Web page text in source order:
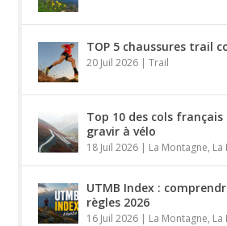
TOP 5 chaussures trail
20 Juil 2026 |Trail
Top 10 des cols
gravir à vélo
18 Juil 2026 | La Montagne, La
UTMB Index :
règles 2026
16 Juil 2026 | La Montagne, La